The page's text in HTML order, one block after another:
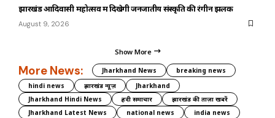
झारखंड आदिवासी महोत्सव में दिखेगी जनजातीय संस्कृति की रंगीन झलक
August 9, 2026
Show More
More News: Jharkhand News
breaking news
hindi news
झारखंड न्यूज़
Jharkhand
Jharkhand Hindi News
हिंदी समाचार
झारखंड की ताज़ा खबरें
Jharkhand Latest News
national news
india news